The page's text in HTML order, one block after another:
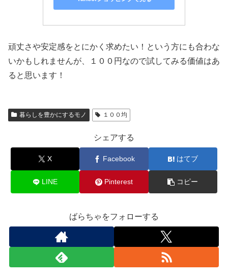
頑丈さや安定感をとにかく求めたい！という方にも合わな
いかもしれませんが、１００円なので試してみる価値はあ
ると思います！
暮らしを豊かにするモノ １００均
シェアする
X Facebook はてブ
LINE Pinterest コピー
ばらちゃをフォローする